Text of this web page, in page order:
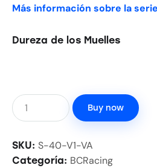
Más información sobre la serie
Dureza de los Muelles
Buy now
SKU: S-40-V1-VA
Categoría: BCRacing